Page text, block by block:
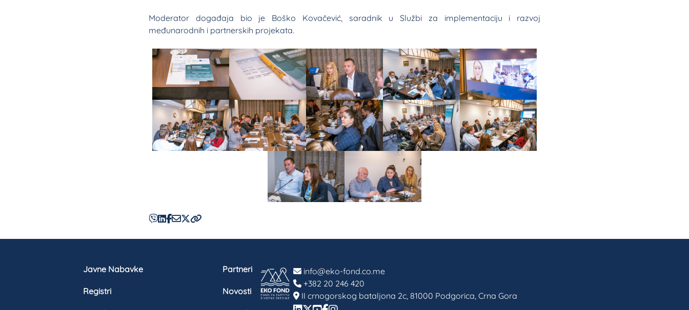
Moderator događaja bio je Boško Kovačević, saradnik u Službi za implementaciju i razvoj
međunarodnih i partnerskih projekata.
Javne Nabavke
Registri
Partneri
Novosti
info@eko-fond.co.me
+382 20 246 420
II crnogorskog bataljona 2c, 81000 Podgorica, Crna Gora